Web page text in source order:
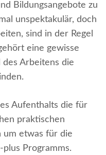
Bildungsangebote zu
unspektakulär, doch
sind in der Regel
eine gewisse
Arbeitens die
Aufenthalts die für
praktischen
um etwas für die
plus Programms.